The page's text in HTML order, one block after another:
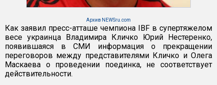
Архив NEWSru.com
Как заявил пресс-атташе чемпиона IBF в супертяжелом
весе украинца Владимира Кличко Юрий Нестеренко,
появившаяся в СМИ информация о прекращении
переговоров между представителями Кличко и Олега
Маскаева о проведении поединка, не соответствует
действительности.